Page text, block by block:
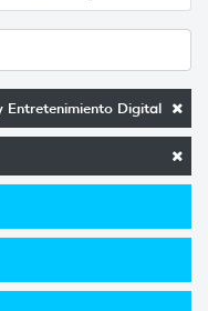
Entretenimiento Digital